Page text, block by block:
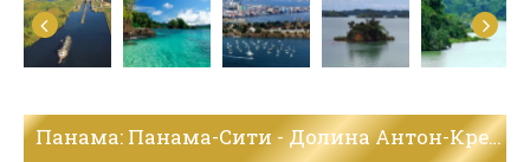
Панама: Панама-Сити - Долина Антон-Крепость Сан-Лоренсо